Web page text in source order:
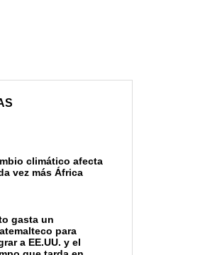
climático afecta
vez más África
gasta un
para
a EE.UU. y el